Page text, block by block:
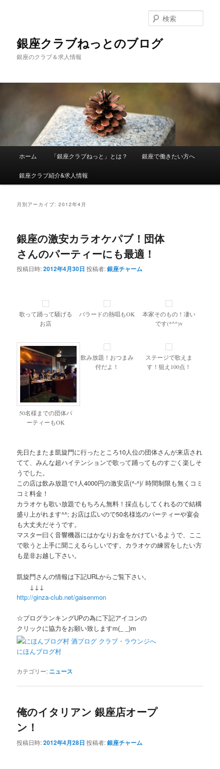
銀座クラブねっとのブログ
銀座のクラブ＆求人情報
索
メインコンテンツへ移動
サブコンテンツへ移動
ホーム 「銀座クラブねっと」とは？ 銀座で働きたい方へ
銀座クラブ紹介&求人情報
月別アーカイブ:2012年4月
銀座の激安カラオケパブ！団体
さんのパーティーにも最適！
投稿日時:2012年4月30日 投稿者:銀座チャーム
歌って踊って騒げる
お店
バラードの熱唱もOK
本家そのもの！凄い
です(*^^)v
50名様までの団体パ
ーティーもOK
飲み放題！おつまみ
付だよ！
ステージで歌えま
す！狙え100点！
先日たまたま凱旋門に行ったところ10人位の団体さんが来店され
てて、みんな超ハイテンションで歌って踊ってものすごく楽しそ
うでした。
この店は飲み放題で1人4000円の激安店(^-^)/ 時間制限も無くコミ
コミ料金！
カラオケも歌い放題でもちろん無料！採点もしてくれるので結構
盛り上がれます^^; お店は広いので50名様迄のパーティーや宴会
も大丈夫だそうです。
マスター曰く音響機器にはかなりお金をかけているようで、ここ
で歌うと上手に聞こえるらしいです。カラオケの練習をしたい方
も是非お越し下さい。
凱旋門さんの情報は下記URLからご覧下さい。
↓↓↓
http://ginza-club.net/gaisenmon
☆ブログランキングUPの為に下記アイコンの
クリックに協力をお願い致しますm(_ _)m
にほんブログ村
カテゴリー: ニュース
俺のイタリアン 銀座店オープ
ン！
投稿日時:2012年4月28日 投稿者:銀座チャーム